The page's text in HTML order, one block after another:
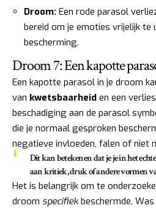
Droom: Een rode parasol
bereid om je emoties vrijelijk te
bescherming.
Droom 7: Een kapotte
Een kapotte parasol in je droom
van kwetsbaarheid en een
beschadiging aan de parasol
die je normaal gesproken
negatieve invloeden, falen of niet
Dit kan betekenen dat je je in het
aan kritiek, druk of andere vormen
Het is belangrijk om te
droom specifiek beschermde.